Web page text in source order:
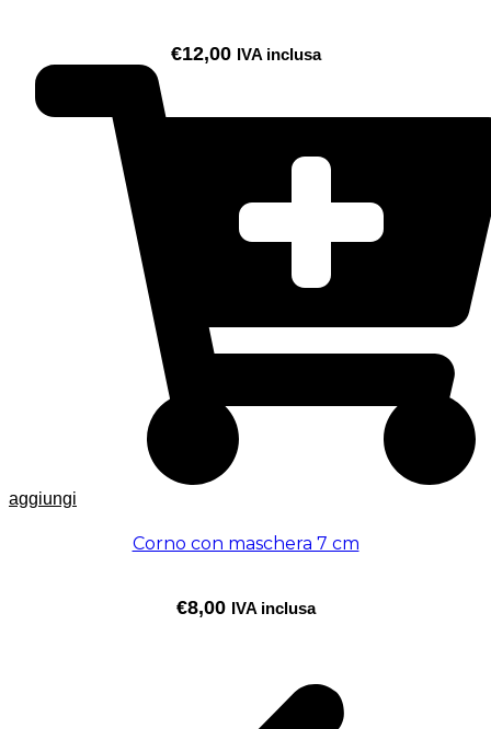
€12,00 IVA inclusa
aggiungi
Corno con maschera 7 cm
€8,00 IVA inclusa